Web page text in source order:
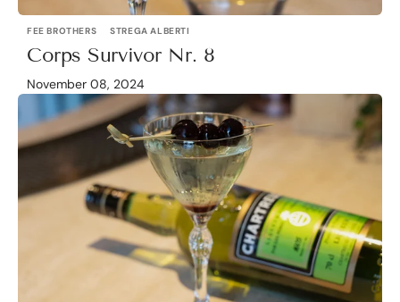
FEE BROTHERS STREGA ALBERTI
Corps Survivor Nr. 8
November 08, 2024